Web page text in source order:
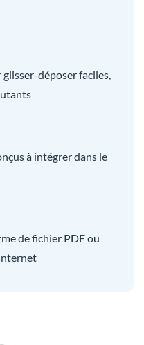
déposer faciles,
à intégrer dans le
de fichier PDF ou